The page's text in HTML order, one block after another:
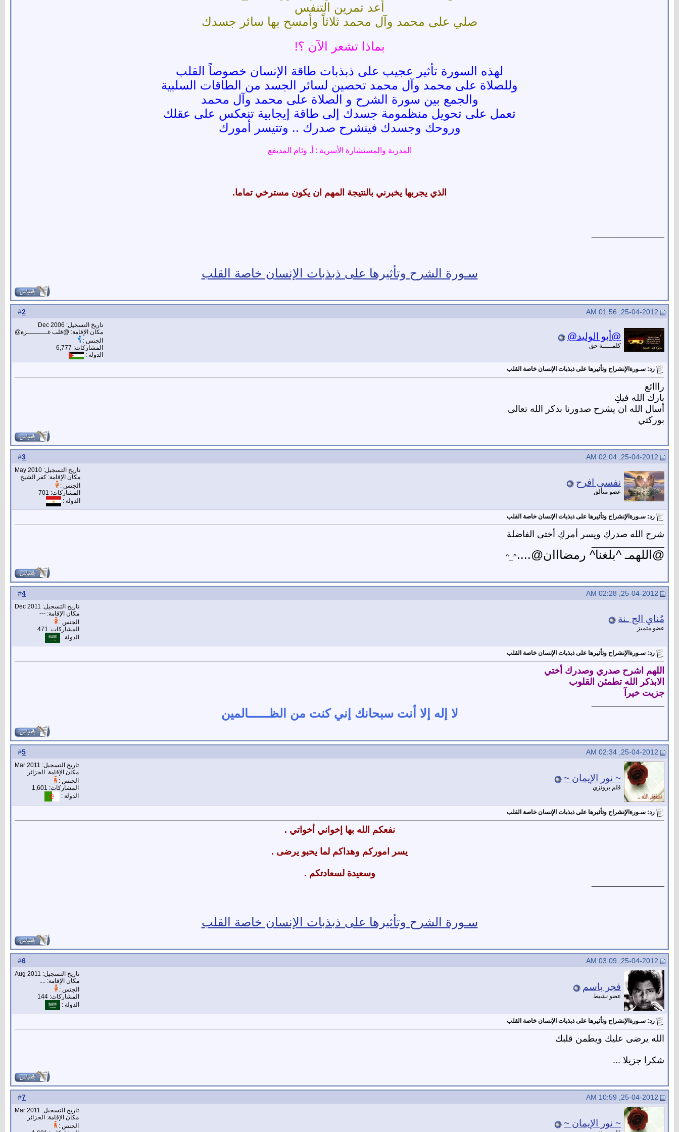
أعد تمرين التنفس
صلي على محمد وآل محمد ثلاثاً وأمسح بها سائر جسدك
بماذا تشعر الآن ؟!
لهذه السورة تأثير عجيب على ذبذبات طاقة الإنسان خصوصاً القلب
وللصلاة على محمد وآل محمد تحصين لسائر الجسد من الطاقات السلبية
والجمع بين سورة الشرح و الصلاة على محمد وآل محمد
تعمل على تحويل منظمومة جسدك إلى طاقة إيجابية تنعكس على عقلك
وروحك وجسدك فينشرح صدرك .. وتتيسر أمورك
المدربة والمستشارة الأسرية : أ. وئام المديفع
الذي يجربها يخبرني بالنتيجة المهم ان يكون مسترخي تماما.
سـورة الشرح وتأثيرها على ذبذبات الإنسان خاصة القلب
2
@أبو الوليد@
كلمـــــة حق
تاريخ التسجيل: Dec 2006
مكان الإقامة: @قلب غــــــــــزة@
الجنس :
المشاركات: 6,777
الدولة :
رد: سـورةالإنشراح وتأثيرها على ذبذبات الإنسان خاصة القلب
رااائع
بارك الله فيكِ
أسال الله ان يشرح صدورنا بذكر الله تعالى
بوركتي
3
نفسى افرح
عضو متألق
تاريخ التسجيل: May 2010
مكان الإقامة: كفر الشيخ
الجنس :
المشاركات: 701
الدولة :
رد: سـورةالإنشراح وتأثيرها على ذبذبات الإنسان خاصة القلب
شرح الله صدركِ ويسر أمركِ أختى الفاضلة
@اللهمـ ^بلغنا^ رمضااان@....^_^
4
مُناي الج ـنة
عضو متميز
تاريخ التسجيل: Dec 2011
مكان الإقامة: ---
الجنس :
المشاركات: 471
الدولة :
رد: سـورةالإنشراح وتأثيرها على ذبذبات الإنسان خاصة القلب
اللهم اشرح صدري وصدرك أختي
الابذكر الله تطمئن القلوب
جزيت خيرآ
لا إله إلا أنت سبحانك إني كنت من الظــــــالمين
5
~ نور الإيمان ~
قلم برونزي
تاريخ التسجيل: Mar 2011
مكان الإقامة: الجزائر
الجنس :
المشاركات: 1,601
الدولة :
رد: سـورةالإنشراح وتأثيرها على ذبذبات الإنسان خاصة القلب
نفعكم الله بها إخواني أخواتي .
يسر اموركم وهداكم لما يحبو يرضى .
وسعيدة لسعادتكم .
سـورة الشرح وتأثيرها على ذبذبات الإنسان خاصة القلب
6
فجر باسم
عضو نشيط
تاريخ التسجيل: Aug 2011
مكان الإقامة: ....
الجنس :
المشاركات: 144
الدولة :
رد: سـورةالإنشراح وتأثيرها على ذبذبات الإنسان خاصة القلب
الله يرضى عليك ويطمن قلبك
شكرا جزيلا ...
7
~ نور الإيمان ~
تاريخ التسجيل: Mar 2011
مكان الإقامة: الجزائر
الجنس :